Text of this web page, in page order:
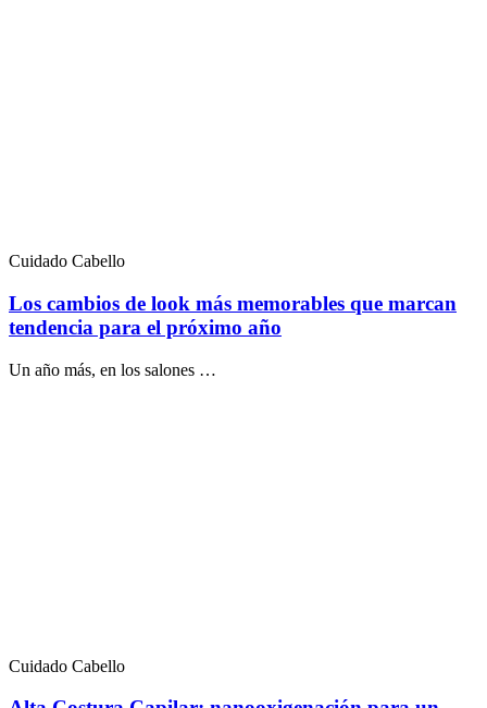
Cuidado Cabello
Los cambios de look más memorables que marcan
tendencia para el próximo año
Un año más, en los salones …
Cuidado Cabello